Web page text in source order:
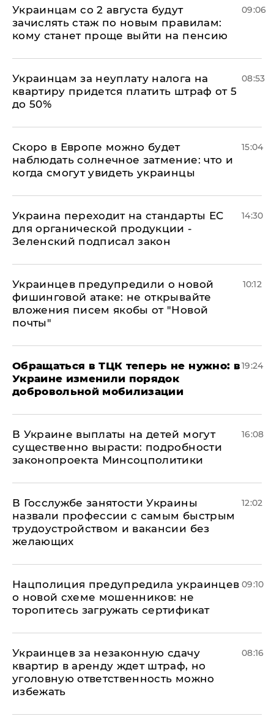
Украинцам со 2 августа будут
зачислять стаж по новым правилам:
кому станет проще выйти на пенсию
09:06
Украинцам за неуплату налога на
квартиру придется платить штраф от 5
до 50%
08:53
Скоро в Европе можно будет
наблюдать солнечное затмение: что и
когда смогут увидеть украинцы
15:04
Украина переходит на стандарты ЕС
для органической продукции -
Зеленский подписал закон
14:30
Украинцев предупредили о новой
фишинговой атаке: не открывайте
вложения писем якобы от "Новой
почты"
10:12
Обращаться в ТЦК теперь не нужно: в
Украине изменили порядок
добровольной мобилизации
19:24
В Украине выплаты на детей могут
существенно вырасти: подробности
законопроекта Минсоцполитики
16:08
В Госслужбе занятости Украины
назвали профессии с самым быстрым
трудоустройством и вакансии без
желающих
12:02
Нацполиция предупредила украинцев
о новой схеме мошенников: не
торопитесь загружать сертификат
09:10
Украинцев за незаконную сдачу
квартир в аренду ждет штраф, но
уголовную ответственность можно
избежать
08:16